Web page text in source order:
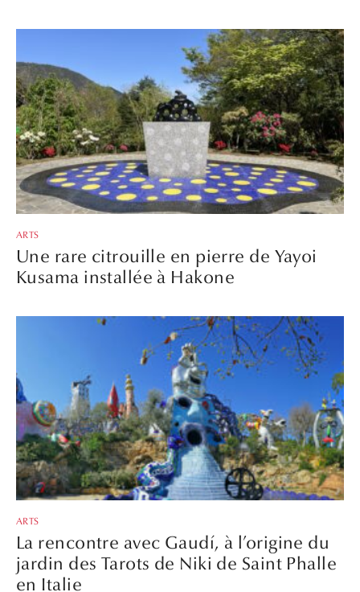
ARTS
Une rare citrouille en pierre de Yayoi
Kusama installée à Hakone
ARTS
La rencontre avec Gaudí, à l’origine du
jardin des Tarots de Niki de Saint Phalle
en Italie